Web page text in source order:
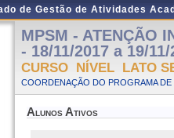
de Gestão de Atividades
MPSM - ATENÇÃO
- 18/11/2017 a 19/11/
CURSO NÍVEL LATO
COORDENAÇÃO DO PROGRAMA
Alunos Ativos